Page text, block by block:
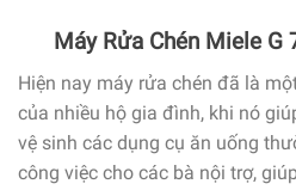
Máy Rửa Chén Miele G
Hiện nay máy rửa chén đã là
của nhiều hộ gia đình, khi nó
vệ sinh các dụng cụ ăn uống
công việc cho các bà nội trợ,